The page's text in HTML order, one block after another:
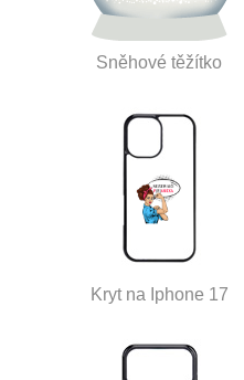
Sněhové těžítko
Kryt na Iphone 17